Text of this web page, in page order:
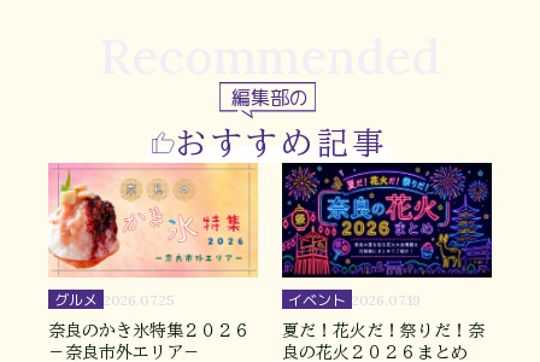
編集部の
おすすめ記事
グルメ 2026.07.25
奈良のかき氷特集２０２６
－奈良市外エリア－
イベント 2026.07.19
夏だ！花火だ！祭りだ！奈
良の花火２０２６まとめ